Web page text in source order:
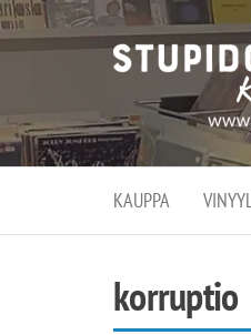
KAUPPA
korruptio